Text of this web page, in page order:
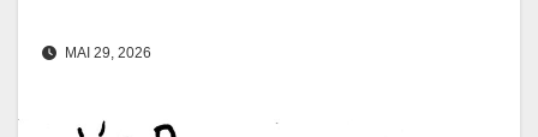
MAI 29, 2026